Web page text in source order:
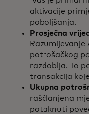
aktivacije
poboljšanja.
Prosječna
Razumijevanje
potrošačkog
razdoblja. To
transakcija
Ukupna
raščlanjena
potaknuti